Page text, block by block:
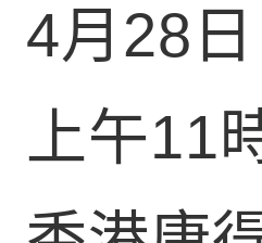
4月28日
上午11